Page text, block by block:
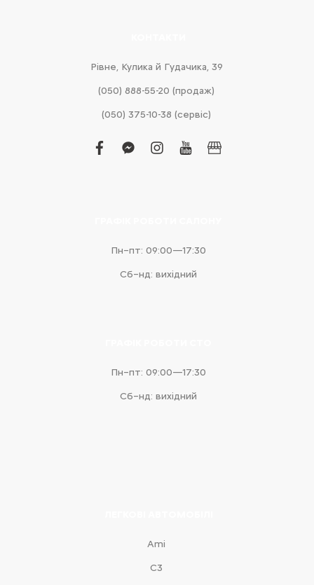
Рівне, Кулика й Гудачика, 39
(050) 888-55-20 (продаж)
(050) 375-10-38 (сервіс)
facebook
facebook-
instagram
youtubebusiness
Пн–пт: 09:00—17:30
Сб–нд: вихідний
Пн–пт: 09:00—17:30
Сб–нд: вихідний
Ami
С3